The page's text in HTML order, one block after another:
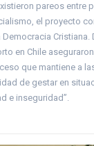
pareos entre
el proyecto
Cristiana.
en Chile
que mantiene a
de gestar en
e inseguridad”.